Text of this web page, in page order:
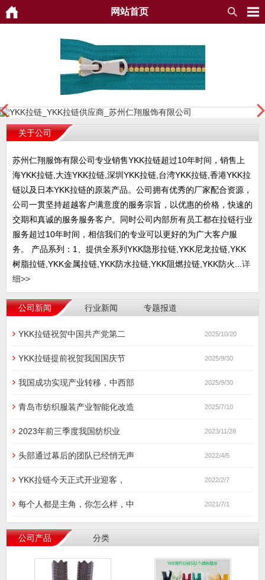
网站首页
关于公司
苏州仁翔服饰有限公司专业销售YKK拉链超过10年时间，销售上
海YKK拉链,大连YKK拉链,深圳YKK拉链,台湾YKK拉链,香港YKK拉
链以及日本YKK拉链的原装产品。公司拥有优秀的厂家配合资源，
公司一贯坚持超越客户满意度的服务宗旨，以优惠的价格，快速的
交期和真诚的服务服务客户。同时公司内部所有员工都在拉链行业
服务超过10年时间，相信我们的专业可以更好的为广大客户服
务。 产品系列：1、提供全系列YKK隐形拉链,YKK尼龙拉链,YKK
树脂拉链,YKK金属拉链,YKK防水拉链,YKK阻燃拉链,YKK防火... 详
细>>
公司新闻 行业新闻 专题报道
YKK拉链祝贺中国共产党第二 2025/10/20
YKK拉链提前祝贺我国国庆节 2025/9/30
我国成功实现产业转移，中西部 2025/9/30
青岛市纺织服装产业智能化改造 2025/7/10
2023年前三季度我国纺织业 2023/11/28
头部通过幕后的团队已经悄无声 2022/4/5
YKK拉链今天正式开业迎客， 2022/2/7
每个人都是主角，你怎么样，中 2021/7/1
公司产品 分类